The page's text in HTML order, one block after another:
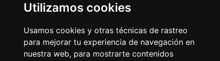
Utilizamos cookies
Usamos cookies y otras técnicas de rastreo
para mejorar tu experiencia de navegación en
nuestra web, para mostrarte contenidos
C/Eladio Bustamante, 1
Tfno:947 126 211
E-mail:info@valledemena.es